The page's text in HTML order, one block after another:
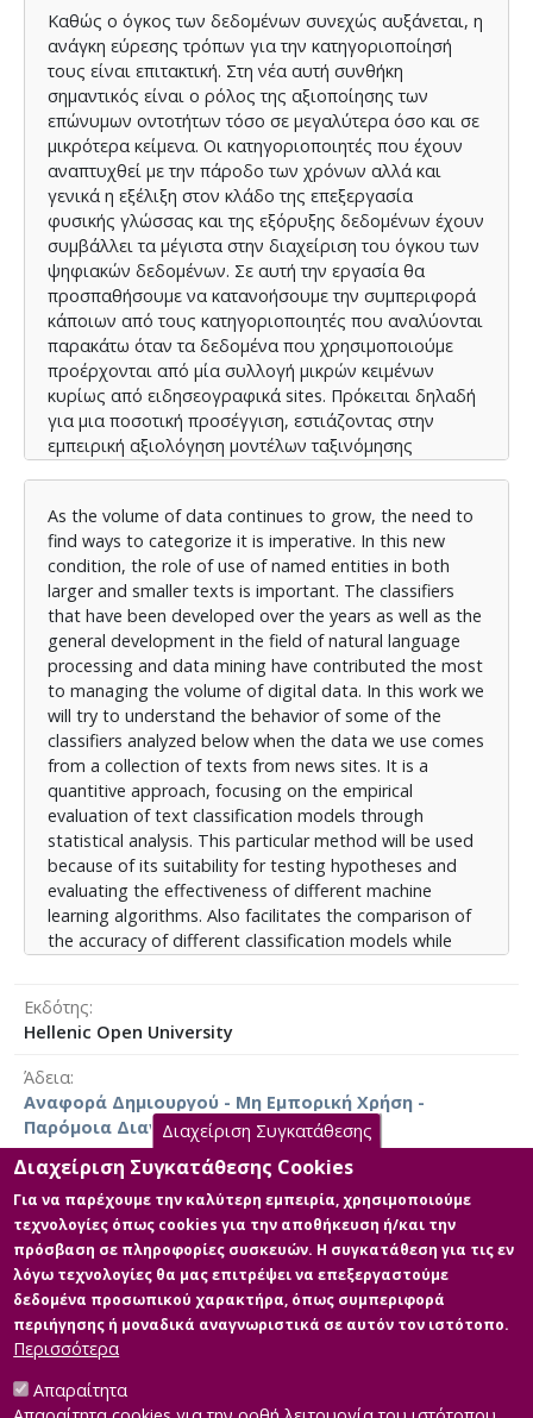
Καθώς ο όγκος των δεδομένων συνεχώς αυξάνεται, η
ανάγκη εύρεσης τρόπων για την κατηγοριοποίησή
τους είναι επιτακτική. Στη νέα αυτή συνθήκη
σημαντικός είναι ο ρόλος της αξιοποίησης των
επώνυμων οντοτήτων τόσο σε μεγαλύτερα όσο και σε
μικρότερα κείμενα. Οι κατηγοριοποιητές που έχουν
αναπτυχθεί με την πάροδο των χρόνων αλλά και
γενικά η εξέλιξη στον κλάδο της επεξεργασία
φυσικής γλώσσας και της εξόρυξης δεδομένων έχουν
συμβάλλει τα μέγιστα στην διαχείριση του όγκου των
ψηφιακών δεδομένων. Σε αυτή την εργασία θα
προσπαθήσουμε να κατανοήσουμε την συμπεριφορά
κάποιων από τους κατηγοριοποιητές που αναλύονται
παρακάτω όταν τα δεδομένα που χρησιμοποιούμε
προέρχονται από μία συλλογή μικρών κειμένων
κυρίως από ειδησεογραφικά sites. Πρόκειται δηλαδή
για μια ποσοτική προσέγγιση, εστιάζοντας στην
εμπειρική αξιολόγηση μοντέλων ταξινόμησης
καταλληλόλητας της στην δοκιμή υποθέσεων και την
αξιολόγηση της αποτελεσματικότητας διαφορετικών
αλγορίθμων μηχανικής μάθησης. Με τον τρόπο αυτό
διευκολύνεται η σύγκριση της ακρίβειας διάφορων
μοντέλων ταξινόμησης ενώ ταυτόχρονα παρέχονται
πληροφορίες σχετικά με σημαντικές διαφορές που
εντοπίζονται στις επιδόσεις των μοντέλων
ταξινομητών στα προεπεξεργασμένα δεδομένα.
As the volume of data continues to grow, the need to
find ways to categorize it is imperative. In this new
condition, the role of use of named entities in both
larger and smaller texts is important. The classifiers
that have been developed over the years as well as the
general development in the field of natural language
processing and data mining have contributed the most
to managing the volume of digital data. In this work we
will try to understand the behavior of some of the
classifiers analyzed below when the data we use comes
from a collection of texts from news sites. It is a
quantitive approach, focusing on the empirical
evaluation of text classification models through
statistical analysis. This particular method will be used
because of its suitability for testing hypotheses and
evaluating the effectiveness of different machine
learning algorithms. Also facilitates the comparison of
the accuracy of different classification models while
models on the preprocessed data.
Εκδότης
Hellenic Open University
Άδεια
Αναφορά Δημιουργού - Μη Εμπορική Χρήση -
Παρόμοια Διανομή 4.0 Διεθνές
Κύρια Αρχεία Διατριβής
Κύριο μέρος της Διπλωματικής
Περιγραφή:
150613_ΠΟΥΛΙΑ_ΣΤΑΥΡΟΥΛΑ.pdf
Διαχείριση Συγκατάθεσης
Διαχείριση Συγκατάθεσης Cookies
Για να παρέχουμε την καλύτερη εμπειρία, χρησιμοποιούμε
τεχνολογίες όπως cookies για την αποθήκευση ή/και την
πρόσβαση σε πληροφορίες συσκευών. Η συγκατάθεση για τις εν
λόγω τεχνολογίες θα μας επιτρέψει να επεξεργαστούμε
δεδομένα προσωπικού χαρακτήρα, όπως συμπεριφορά
περιήγησης ή μοναδικά αναγνωριστικά σε αυτόν τον ιστότοπο.
Περισσότερα
Απαραίτητα